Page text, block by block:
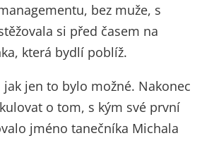
bez muže, s
si před časem na
která bydlí poblíž.
jen to bylo možné. Nakonec
o tom, s kým své první
jméno tanečníka Michala